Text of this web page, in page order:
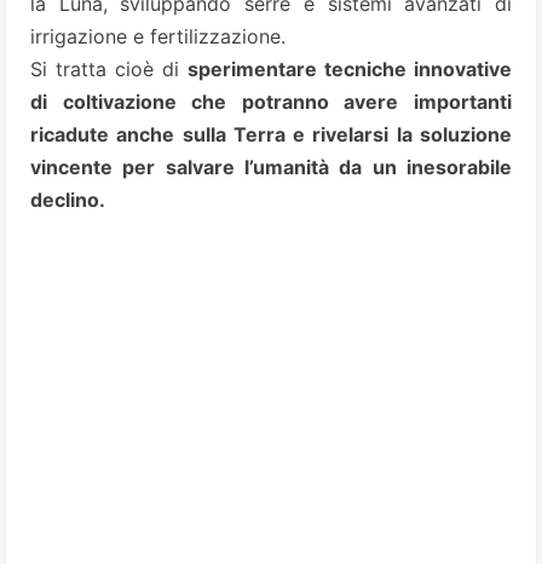
irrigazione e fertilizzazione.
Si tratta cioè di sperimentare tecniche innovative
di coltivazione che potranno avere importanti
ricadute anche sulla Terra e rivelarsi la soluzione
vincente per salvare l’umanità da un inesorabile
declino.